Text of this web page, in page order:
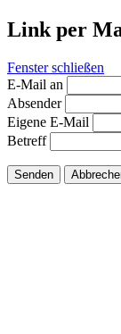
Link per
Fenster schließen
E-Mail an
Absender
Eigene E-Mail
Betreff
Senden